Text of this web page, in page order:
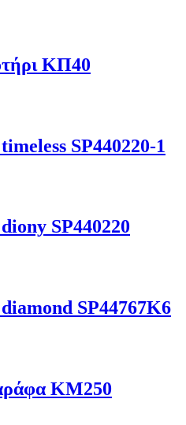
ΚΠ40
SP440220-1
SP440220
SP44767K6
ΚΜ250